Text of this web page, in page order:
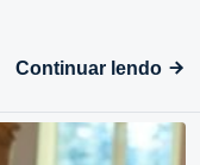
Continuar lendo